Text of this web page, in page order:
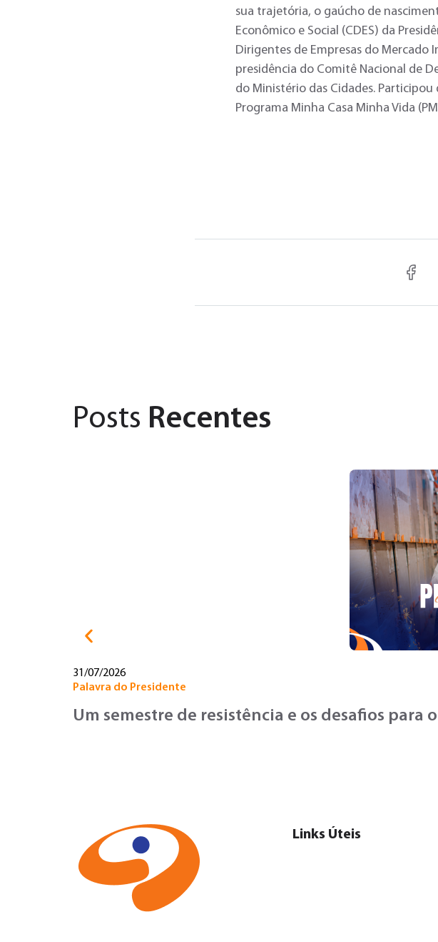
sua trajetória, o gaúcho de
Econômico e Social (CDES) da
Dirigentes de Empresas do Mercado
presidência do Comitê Nacional de
do Ministério das Cidades.
Programa Minha Casa Minha Vida
Posts Recentes
31/07/2026
Palavra do Presidente
Um semestre de resistência e os desafios para
Links Úteis